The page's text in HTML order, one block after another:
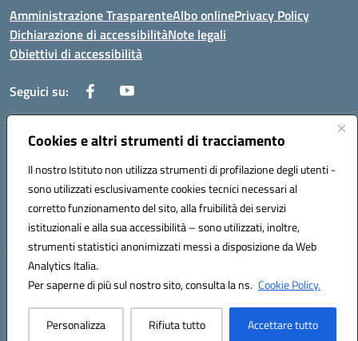
Cookies e altri strumenti di tracciamento
Il nostro Istituto non utilizza strumenti di profilazione degli utenti -
sono utilizzati esclusivamente cookies tecnici necessari al
corretto funzionamento del sito, alla fruibilità dei servizi
istituzionali e alla sua accessibilità – sono utilizzati, inoltre,
strumenti statistici anonimizzati messi a disposizione da Web
Analytics Italia.
Per saperne di più sul nostro sito, consulta la ns. Cookie Policy.
Personalizza Rifiuta tutto Accettare tutto
Amministrazione TrasparenteAlbo onlinePrivacy Policy
Dichiarazione di accessibilitàNote legali
Obiettivi di accessibilità
Seguici su:
Corso Roma, 1 71100 FOGGIA (FG)
Codice meccanografico: FGPM03000E
Mail: FGPM03000E@istruzione.it - PEC:
FGPM03000E@pec.istruzione.it
Codice fiscale: 80002240713
Hosting & Powered by 3D Solution S.r.l.
Concept & Design by Designers Italia